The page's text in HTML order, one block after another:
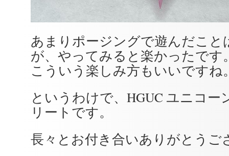
あまりポージングで遊んだこ
が、やってみると楽かったです
こういう楽しみ方もいいですね
というわけで、HGUC ユニコー
リートです。
長々とお付き合いありがとうご